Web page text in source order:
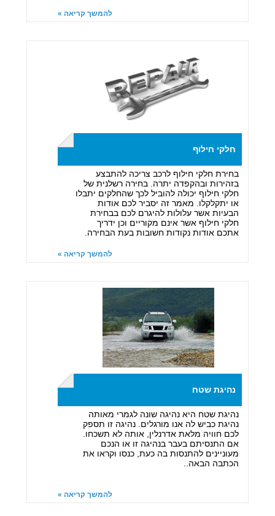
להמשך קריאה »
חלקי חילוף
בחירת חלקי חילוף לרכב צריכה להתבצע
בזהירות ובהקפדה יתרה. בחירה רשלנית של
חלקי חילוף יכולה להוביל לכך שהחלקים יתבלו
או יתקלקלו. מאמר זה יסביר לכם אודות
הבעיות אשר עלולות להיגרם לכם בבחירת
חלקי חילוף אשר אינם מקוריים וכן ידריך
אתכם אודות נקודות חשובות בעת הבחירה.
להמשך קריאה »
נהיגת שטח
נהיגת שטח היא נהיגה שונה לגמרי מאותה
נהיגת כביש לה אנו מורגלים. נהיגה זו תספק
לכם חוויה מלאת אדרנלין, אותה לא תשכחו.
אם התנסיתם בעבר בנהיגה זו או הנכם
מעוניינים להתנסות בה כעת, כנסו וקראו את
הכתבה הבאה..
להמשך קריאה »